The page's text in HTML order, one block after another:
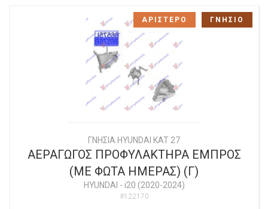
ΓΝΗΣΙΑ HYUNDAI KAT 27
ΑΕΡΑΓΩΓΟΣ ΠΡΟΦΥΛΑΚΤΗΡΑ ΕΜΠΡΟΣ
(ΜΕ ΦΩΤΑ ΗΜΕΡΑΣ) (Γ)
HYUNDAI - i20 (2020-2024)
#122170
ΑΡΙΣΤΕΡΟ ΓΝΗΣΙΟ